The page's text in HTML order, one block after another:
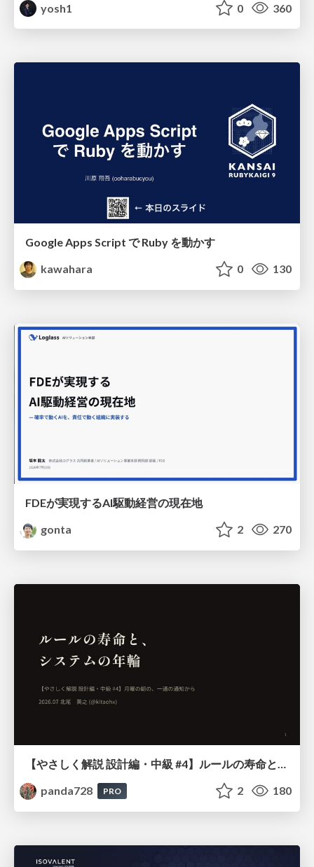
yosh1
0 360
Google Apps Script で Ruby を動かす
kawahara
0 130
FDEが実現するAI駆動経営の現在地
gonta
2 270
panda728
PRO 2 180